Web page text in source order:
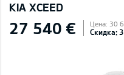
KIA XCEED
27 540 € Цена: 30
Скидка: